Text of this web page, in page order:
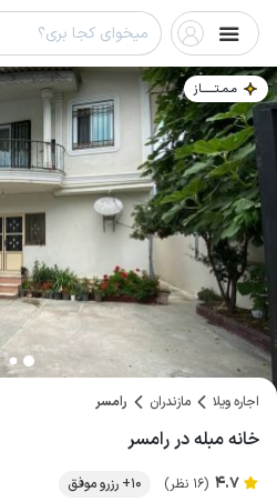
مـمـتــــــاز
اجاره ویلا مازندران رامسر
خانه مبله در رامسر
4.7 (16 نظر) 10+ رزرو موفق